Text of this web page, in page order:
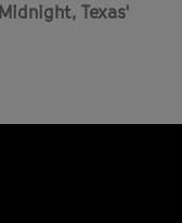
Texas'